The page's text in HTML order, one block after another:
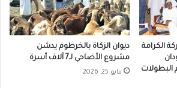
الكرامة
ديوان الزكاة بالخرطوم يدشن
مشروع الأضاحي لـ7 آلاف أسرة
مايو 25, 2026